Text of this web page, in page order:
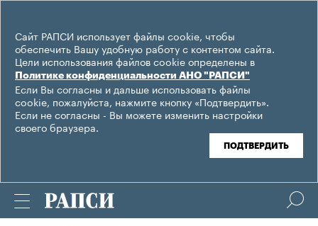
Сайт РАПСИ использует файлы cookie, чтобы
обеспечить Вашу удобную работу с контентом сайта.
Цели использования файлов cookie определены в
Политике конфиденциальности АНО "РАПСИ"
Если Вы согласны и дальше использовать файлы
cookie, пожалуйста, нажмите кнопку «Подтвердить».
Если не согласны - Вы можете изменить настройки
своего браузера.
ПОДТВЕРДИТЬ